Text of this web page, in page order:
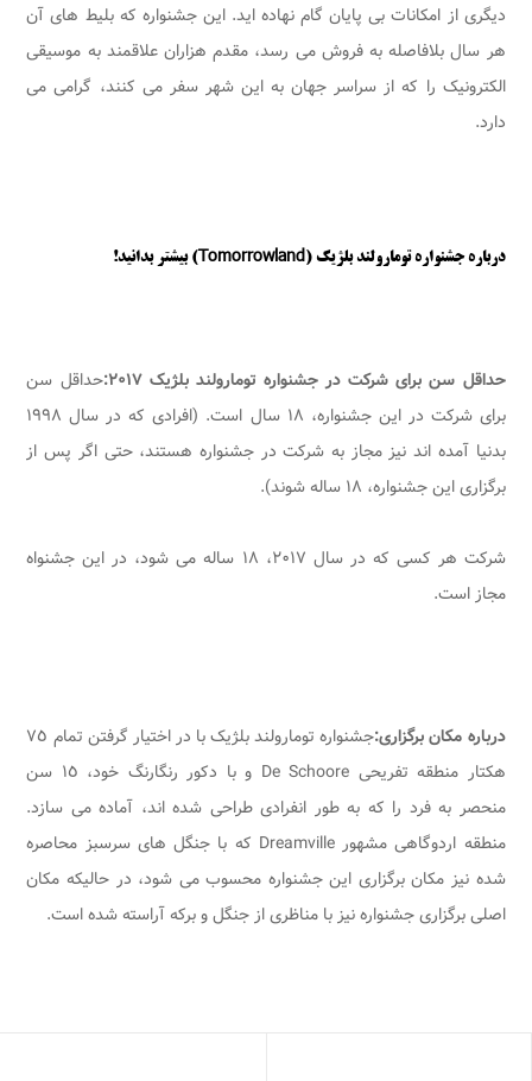
دیگری از امکانات بی پایان گام نهاده اید. این جشنواره که بلیط های آن
هر سال بلافاصله به فروش می رسد، مقدم هزاران علاقمند به موسیقی
الکترونیک را که از سراسر جهان به این شهر سفر می کنند، گرامی می
دارد.
درباره جشنواره تومارولند بلژیک (Tomorrowland) بیشتر بدانید!
حداقل سن برای شرکت در جشنواره تومارولند بلژیک ٢٠١٧:
حداقل سن
برای شرکت در این جشنواره، ١٨ سال است. (افرادی که در سال ١٩٩٨
بدنیا آمده اند نیز مجاز به شرکت در جشنواره هستند، حتی اگر پس از
برگزاری این جشنواره، ١٨ ساله شوند).
شرکت هر کسی که در سال ٢٠١٧، ١٨ ساله می شود، در این جشنواه
مجاز است.
درباره مکان برگزاری:
جشنواره تومارولند بلژیک با در اختیار گرفتن تمام ٧٥
هکتار منطقه تفریحی De Schoore و با دکور رنگارنگ خود، ١٥ سن
منحصر به فرد را که به طور انفرادی طراحی شده اند، آماده می سازد.
منطقه اردوگاهی مشهور Dreamville که با جنگل های سرسبز محاصره
شده نیز مکان برگزاری این جشنواره محسوب می شود، در حالیکه مکان
اصلی برگزاری جشنواره نیز با مناظری از جنگل و برکه آراسته شده است.